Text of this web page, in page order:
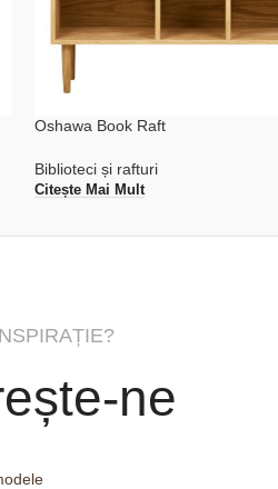
Oshawa Book Raft
Biblioteci și rafturi
Citește Mai Mult
ne